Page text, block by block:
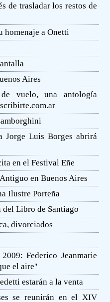
de trasladar los restos de
homenaje a Onetti
Aires
de vuelo, una antología
Jorge Luis Borges abrirá
en el Festival Eñe
en Buenos Aires
Ilustre Porteña
Libro de Santiago
divorciados
Federico Jeanmarie
el aire''
estarán a la venta
se reunirán en el XIV